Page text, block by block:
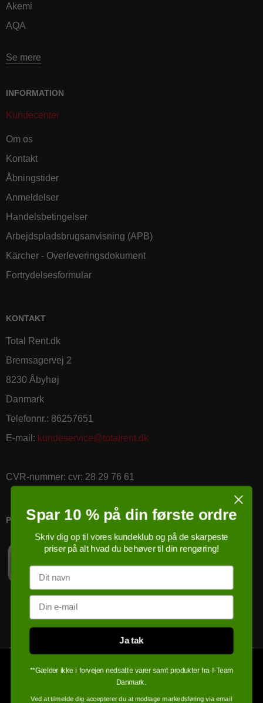
Akemi
AQA
Se mere
INFORMATION
Kundecenter
Om os
Kontakt
Åbningstider
Anmeldelser
Handelsbetingelser
Arbejdspladsbrugsanvisning (APB)
Kärcher - Overleveringsdokument
Fortrydelsesformular
KONTAKT
Total Rent.dk
Bremsagervej 2
8230 Åbyhøj
Danmark
Telefonnr.: 86257651
E-mail : kundeservice@totalrent.dk
CVR-nummer: cvr: 28 29 76 61
PRICERUNNER KØBSGARANTI
Spar 10 % på din første ordre
Skriv dig op til vores kundeklub og på de skarpeste
priser på alt hvad du behøver til din rengøring!
Navn
Email
Ja tak
**Gælder ikke i forvejen nedsatte varer samt produkter fra I-Team
Danmark.
Ved at tilmelde dig accepterer du at modtage markedsføring via email